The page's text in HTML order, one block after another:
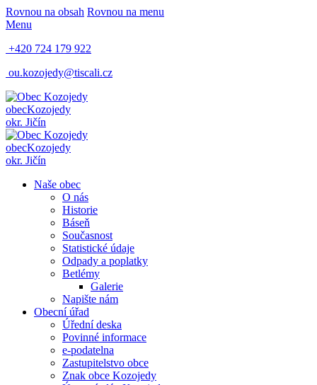
Rovnou na obsah Rovnou na menu
Menu
+420 724 179 922
ou.kozojedy@tiscali.cz
obecKozojedy
okr. Jičín
obecKozojedy
okr. Jičín
Naše obec
O nás
Historie
Báseň
Současnost
Statistické údaje
Odpady a poplatky
Betlémy
Galerie
Napište nám
Obecní úřad
Úřední deska
Povinné informace
e-podatelna
Zastupitelstvo obce
Znak obce Kozojedy